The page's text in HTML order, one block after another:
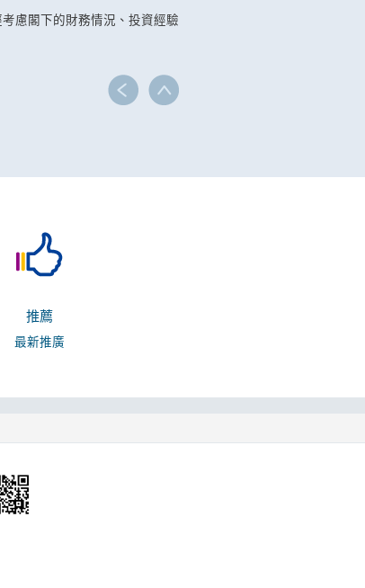
慮閣下的財務情況、投資經驗
推薦
最新推廣